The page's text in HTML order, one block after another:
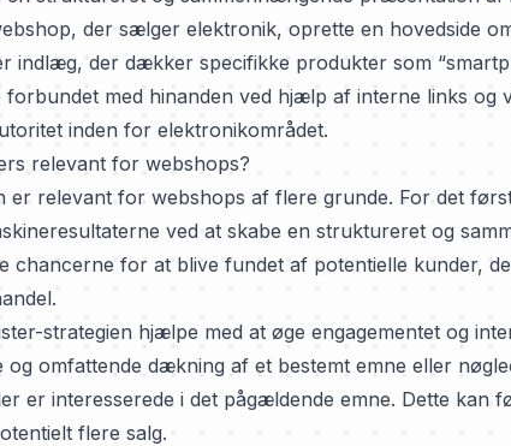
der sælger elektronik, oprette en hovedside
indlæg, der dækker specifikke produkter som
forbundet med hinanden ved hjælp af interne links og
inden for elektronikområdet.
relevant for webshops?
er relevant for webshops af flere grunde. For det
ved at skabe en struktureret og
chancerne for at blive fundet af potentielle kunder,
strategien hjælpe med at øge engagementet og
og omfattende dækning af et bestemt emne eller
er interesserede i det pågældende emne. Dette kan
flere salg.